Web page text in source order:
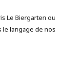
Le Biergarten ou
le langage de nos